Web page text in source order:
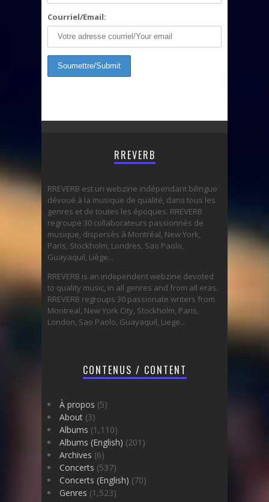
Courriel/Email:
RREVERB
RREVERB est un webzine indépendant bilingue
dévoué à la musique de qualité, dans tous les
genres et de toutes les époques. RREVERB
regroupe 30 collaborateurs passionnés de
musique, dispersés à Montréal, New York,
Paris, Stockholm, Londres, Sao Paolo,
Guayaquil, Liège...
RREVERB is an independent webzine devoted
to quality music, in all genres and from all eras.
RREVERB regroups 30 passionate writers from
Montreal, New York City, Stockholm, Paris,
London, Sao Paolo, Guayaquil, Liege...
CONTENUS / CONTENT
À propos (5)
About (3)
Albums (1,110)
Albums (English) (201)
Archives (6)
Concerts (537)
Concerts (English) (70)
Genres (1,523)